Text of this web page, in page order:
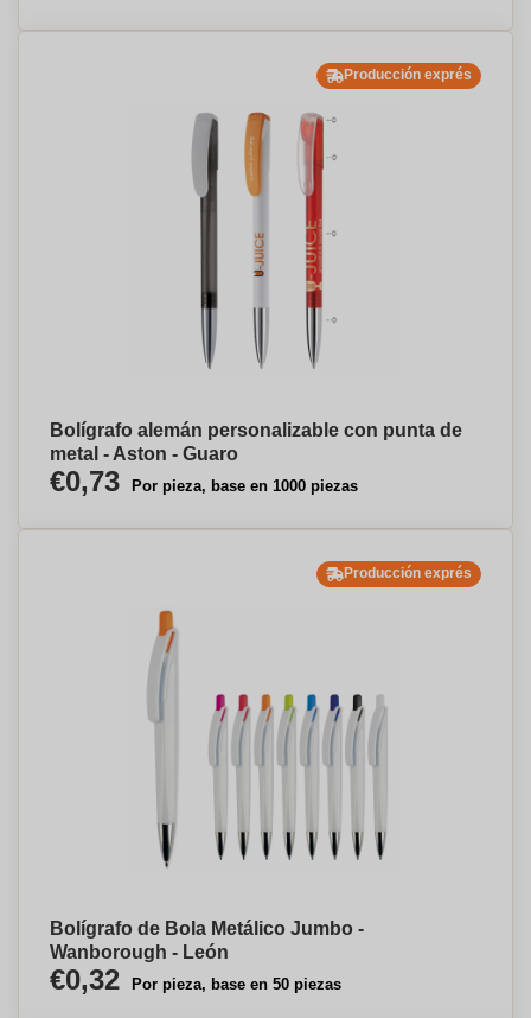
Producción exprés
Bolígrafo alemán personalizable con punta de
metal - Aston - Guaro
€0,73 Por pieza, base en 1000 piezas
Producción exprés
Bolígrafo de Bola Metálico Jumbo -
Wanborough - León
€0,32 Por pieza, base en 50 piezas